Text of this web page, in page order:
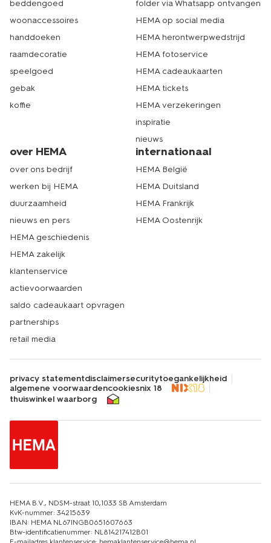
beddengoed
woonaccessoires
handdoeken
raamdecoratie
speelgoed
gebak
koffie
folder via Whatsapp ontvangen
HEMA op social media
HEMA herontwerpwedstrijd
HEMA fotoservice
HEMA cadeaukaarten
HEMA tickets
HEMA verzekeringen
inspiratie
nieuws
over HEMA
over ons bedrijf
werken bij HEMA
duurzaamheid
nieuws en pers
HEMA geschiedenis
HEMA zakelijk
klantenservice
actievoorwaarden
saldo cadeaukaart opvragen
partnerships
retail media
internationaal
HEMA België
HEMA Duitsland
HEMA Frankrijk
HEMA Oostenrijk
privacy statementdisclaimersecuritytoegankelijkheid
algemene voorwaardencookiesnix 18
thuiswinkel waarborg
HEMA B.V., NDSM-straat 10,1033 SB Amsterdam
KvK-nummer: 34215639
IBAN: HEMA NL67INGB0651607663
Btw-identificatienummer: NL814217412B01